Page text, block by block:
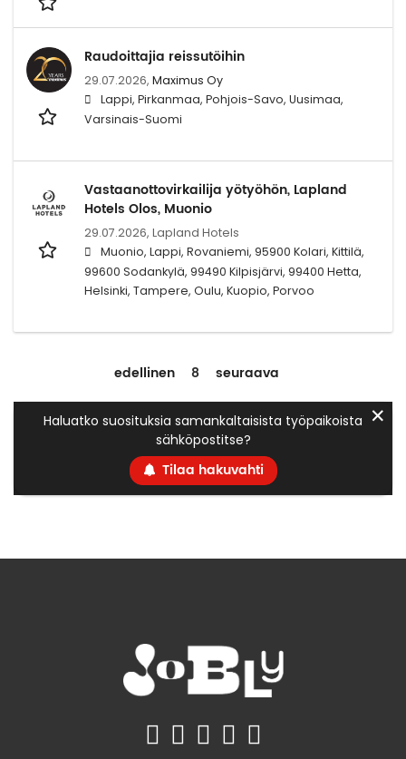
Raudoittajia reissutöihin
29.07.2026, Maximus Oy
Lappi, Pirkanmaa, Pohjois-Savo, Uusimaa,
Varsinais-Suomi
Vastaanottovirkailija yötyöhön, Lapland
Hotels Olos, Muonio
29.07.2026, Lapland Hotels
Muonio, Lappi, Rovaniemi, 95900 Kolari, Kittilä,
99600 Sodankylä, 99490 Kilpisjärvi, 99400 Hetta,
Helsinki, Tampere, Oulu, Kuopio, Porvoo
edellinen 8 seuraava
Haluatko suosituksia samankaltaisista työpaikoista
sähköpostitse?
Tilaa hakuvahti
✕